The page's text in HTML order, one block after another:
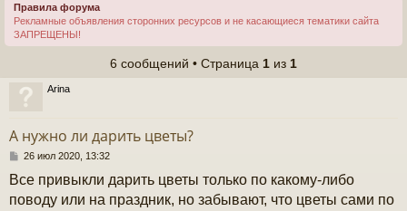
t
Правила форума
Рекламные объявления сторонних ресурсов и не касающиеся тематики сайта
ЗАПРЕЩЕНЫ!
6 сообщений • Страница 1 из 1
Arina
А нужно ли дарить цветы?
С
о
б
26 июл 2020, 13:32
Все привыкли дарить цветы только по какому-либо
поводу или на праздник, но забывают, что цветы сами по